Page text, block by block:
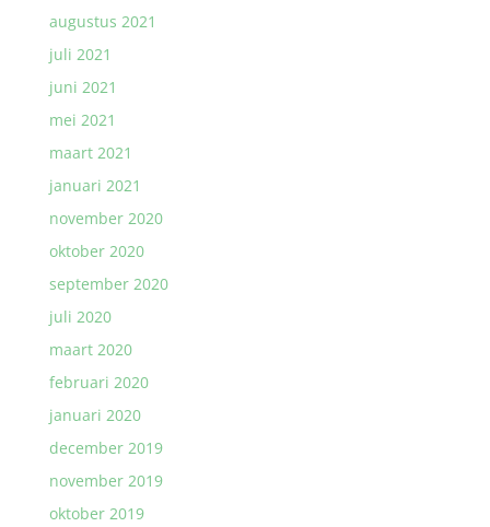
augustus 2021
juli 2021
juni 2021
mei 2021
maart 2021
januari 2021
november 2020
oktober 2020
september 2020
juli 2020
maart 2020
februari 2020
januari 2020
december 2019
november 2019
oktober 2019